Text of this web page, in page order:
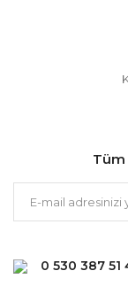
0 530 387 51
Tüm